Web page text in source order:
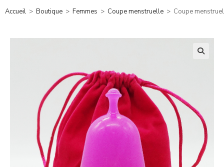
Accueil > Boutique > Femmes > Coupe menstruelle > Coupe